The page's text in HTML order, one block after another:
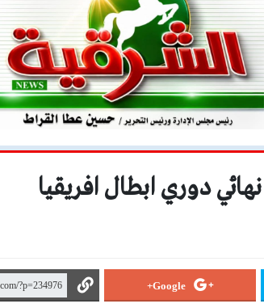
دوري ابطال افريقيا
Google+